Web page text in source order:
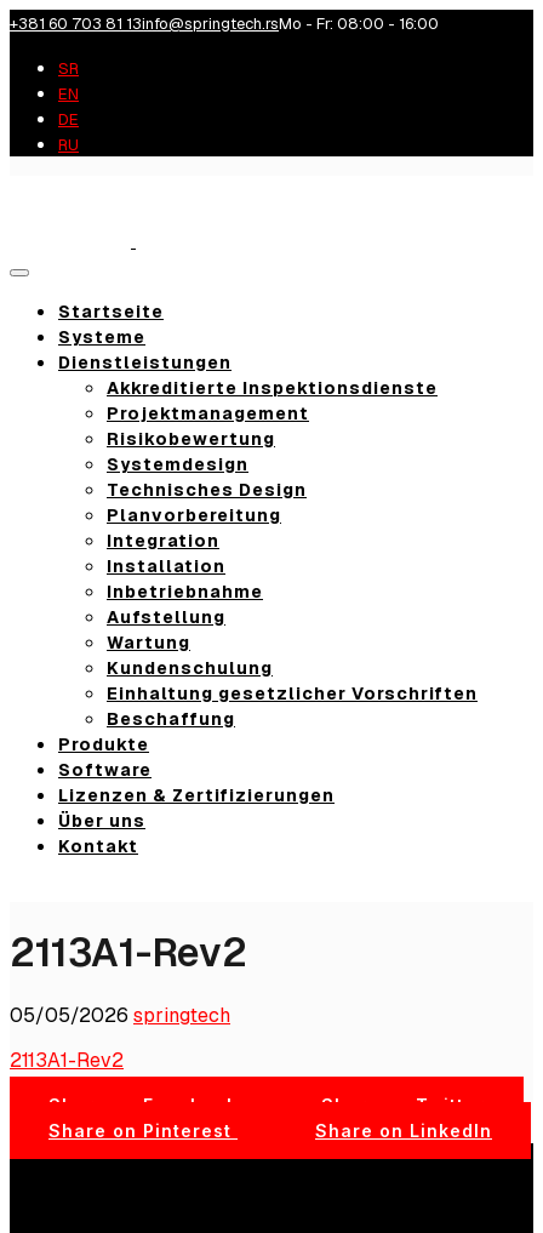
+381 60 703 81 13info@springtech.rsMo - Fr: 08:00 - 16:00
SR
EN
DE
RU
Toggle
Startseite
Systeme
Dienstleistungen
Akkreditierte Inspektionsdienste
Projektmanagement
Risikobewertung
Systemdesign
Technisches Design
Planvorbereitung
Integration
Installation
Inbetriebnahme
Aufstellung
Wartung
Kundenschulung
Einhaltung gesetzlicher Vorschriften
Beschaffung
Produkte
Software
Lizenzen & Zertifizierungen
Über uns
Kontakt
2113A1-Rev2
05/05/2026 springtech
2113A1-Rev2
Share on Facebook
Share on Twitter
Share on Pinterest
Share on LinkedIn